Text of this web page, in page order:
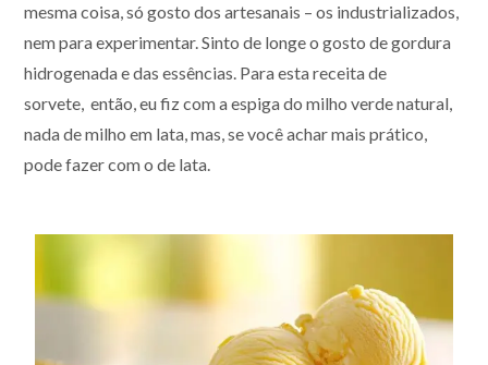
mesma coisa, só gosto dos artesanais – os industrializados,
nem para experimentar. Sinto de longe o gosto de gordura
hidrogenada e das essências. Para esta receita de
sorvete, então, eu fiz com a espiga do milho verde natural,
nada de milho em lata, mas, se você achar mais prático,
pode fazer com o de lata.